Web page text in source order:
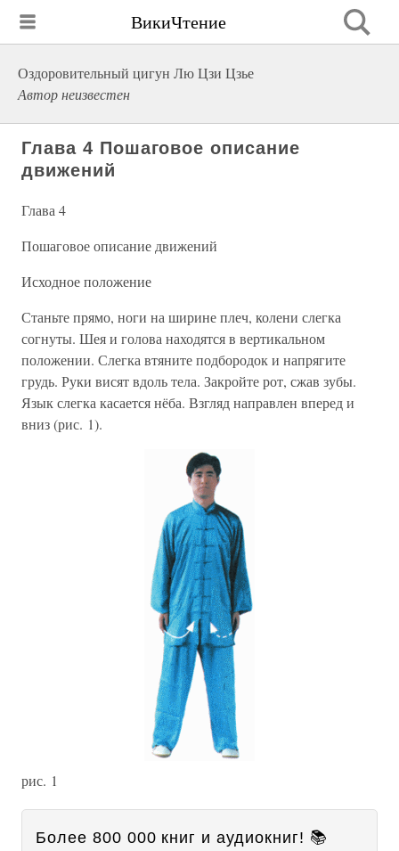
ВикиЧтение
Оздоровительный цигун Лю Цзи Цзье
Автор неизвестен
Глава 4 Пошаговое описание
движений
Глава 4
Пошаговое описание движений
Исходное положение
Станьте прямо, ноги на ширине плеч, колени слегка
согнуты. Шея и голова находятся в вертикальном
положении. Слегка втяните подбородок и напрягите
грудь. Руки висят вдоль тела. Закройте рот, сжав зубы.
Язык слегка касается нёба. Взгляд направлен вперед и
вниз (рис. 1).
рис. 1
Более 800 000 книг и аудиокниг! 📚